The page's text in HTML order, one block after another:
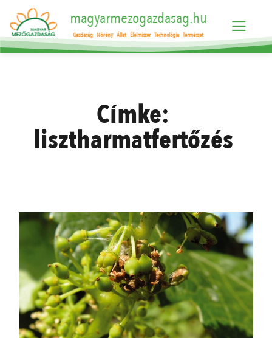
magyarmezogazdasag.hu
Gazdaság Növény Állat Élelmiszer Technológia Természet
Címke:
lisztharmatfertőzés